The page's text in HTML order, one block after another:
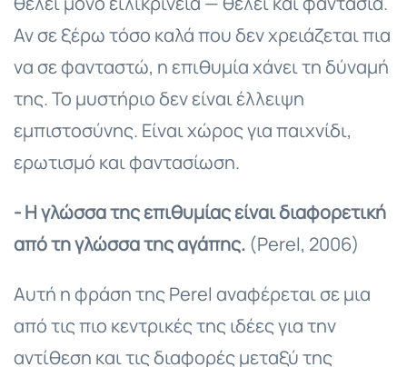
Αν σε ξέρω τόσο καλά που δεν χρειάζεται πια
να σε φανταστώ, η επιθυμία χάνει τη δύναμή
της. Το μυστήριο δεν είναι έλλειψη
εμπιστοσύνης. Είναι χώρος για παιχνίδι,
ερωτισμό και φαντασίωση.
- Η γλώσσα της επιθυμίας είναι διαφορετική
από τη γλώσσα της αγάπης. (Perel, 2006)
Αυτή η φράση της Perel αναφέρεται σε μια
από τις πιο κεντρικές της ιδέες για την
αντίθεση και τις διαφορές μεταξύ της